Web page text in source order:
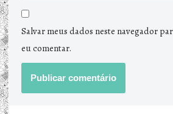
Salvar meus dados neste navegador
eu comentar.